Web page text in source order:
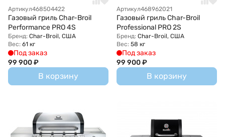
Артикул468504422
Газовый гриль Char-Broil
Performance PRO 4S
Бренд: Char-Broil, США
Вес: 61 кг
Под заказ
99 900₽
В корзину
Артикул468962021
Газовый гриль Char-Broil
Professional PRO 2S
Бренд: Char-Broil, США
Вес: 58 кг
Под заказ
99 900₽
В корзину